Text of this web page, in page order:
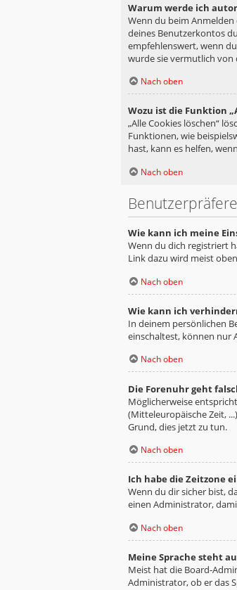
Warum werde ich
Wenn du beim
deines Benutzerkontos
empfehlenswert, wenn
wurde sie vermutlich
Nach oben
Wozu ist die Funktion
„Alle Cookies löschen“
Funktionen, wie
hast, kann es helfen,
Nach oben
Wie kann ich meine
Wenn du dich registriert
Link dazu wird meist
Nach oben
Wie kann ich
In deinem persönlichen
einschaltest, können nur
Nach oben
Die Forenuhr geht
Möglicherweise
(Mitteleuropäische Zeit,
Grund, dies jetzt zu tun.
Nach oben
Ich habe die Zeitzone
Wenn du dir sicher bist,
einen Administrator,
Nach oben
Meine Sprache steht
Meist hat die Board-
Administrator, ob er das